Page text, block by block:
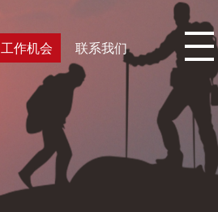
工作机会 联系我们